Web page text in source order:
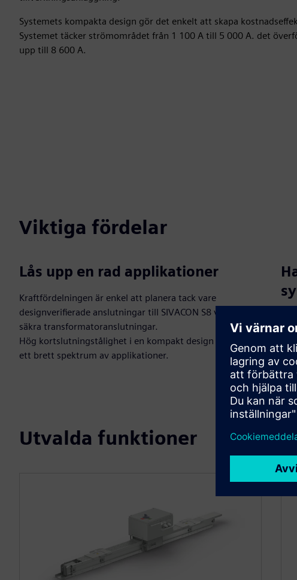
Systemets kompakta design gör det enkelt att skapa
Systemet täcker strömområdet från 1 100 A till 5 000 A. det
upp till 8 600 A.
Viktiga fördelar
Lås upp en rad applikationer
Kraftfördelningen är enkel att planera tack vare
designverifierade anslutningar till SIVACON S8 växel och
säkra transformatoranslutningar.
Hög kortslutningstålighet i en kompakt design möjliggör
ett brett spektrum av applikationer.
Utvalda funktioner